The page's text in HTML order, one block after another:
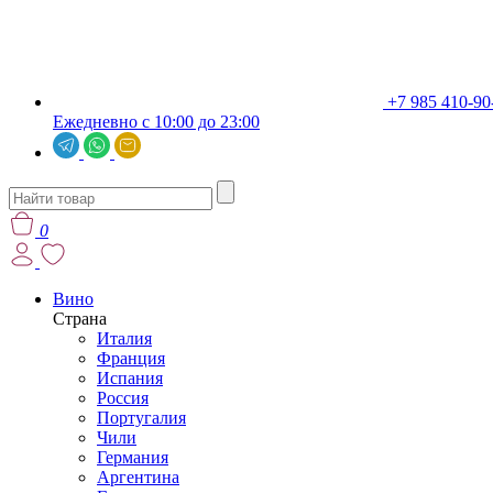
+7 985 410-
Ежедневно с 10:00 до 23:00
0
Вино
Страна
Италия
Франция
Испания
Россия
Португалия
Чили
Германия
Аргентина